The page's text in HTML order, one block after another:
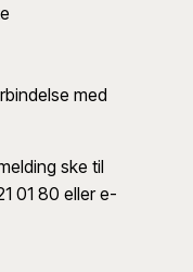
med
ske til
01 80 eller e-